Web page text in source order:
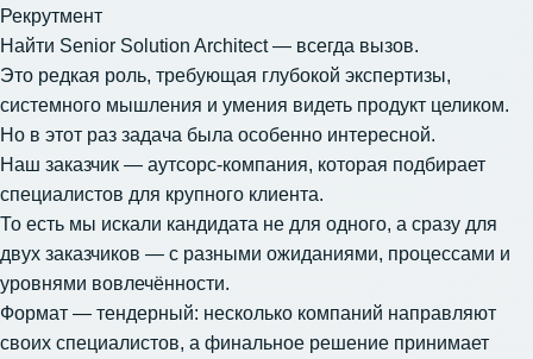
Рекрутмент
Найти Senior Solution Architect — всегда вызов.
Это редкая роль, требующая глубокой экспертизы,
системного мышления и умения видеть продукт целиком.
Но в этот раз задача была особенно интересной.
Наш заказчик — аутсорс-компания, которая подбирает
специалистов для крупного клиента.
То есть мы искали кандидата не для одного, а сразу для
двух заказчиков — с разными ожиданиями, процессами и
уровнями вовлечённости.
Формат — тендерный: несколько компаний направляют
своих специалистов, а финальное решение принимает